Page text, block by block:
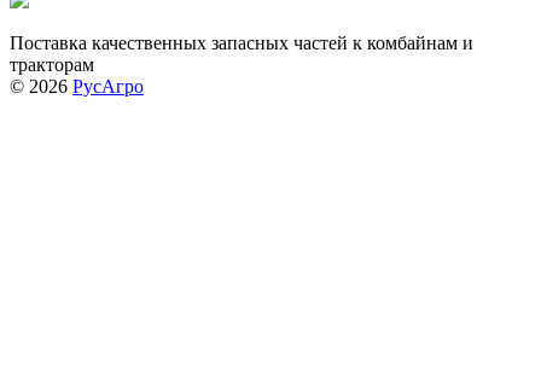
Поставка качественных запасных частей к комбайнам и
тракторам
© 2026 РусАгро